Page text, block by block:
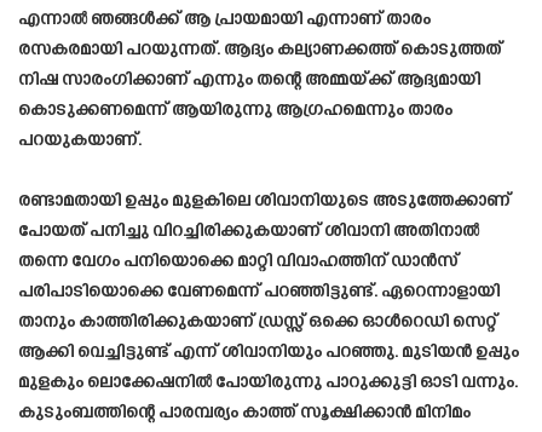
എന്നാൽ ഞങ്ങൾക്ക് ആ പ്രായമായി എന്നാണ് താരം
രസകരമായി പറയുന്നത്. ആദ്യം കല്യാണക്കത്ത് കൊടുത്തത്
നിഷ സാരംഗിക്കാണ് എന്നും തന്റെ അമ്മയ്ക്ക് ആദ്യമായി
കൊടുക്കണമെന്ന് ആയിരുന്നു ആഗ്രഹമെന്നും താരം
പറയുകയാണ്.
രണ്ടാമതായി ഉപ്പും മുളകിലെ ശിവാനിയുടെ അടുത്തേക്കാണ്
പോയത് പനിച്ചു വിറച്ചിരിക്കുകയാണ് ശിവാനി അതിനാൽ
തന്നെ വേഗം പനിയൊക്കെ മാറ്റി വിവാഹത്തിന് ഡാൻസ്
പരിപാടിയൊക്കെ വേണമെന്ന് പറഞ്ഞിട്ടുണ്ട്. ഏറെന്നാളായി
താനും കാത്തിരിക്കുകയാണ് ഡ്രസ്സ് ഒക്കെ ഓൾറെഡി സെറ്റ്
ആക്കി വെച്ചിട്ടുണ്ട് എന്ന് ശിവാനിയും പറഞ്ഞു. മുടിയൻ ഉപ്പും
മുളകും ലൊക്കേഷനിൽ പോയിരുന്നു പാറുക്കുട്ടി ഓടി വന്നും.
കുടുംബത്തിന്റെ പാരമ്പര്യം കാത്ത് സൂക്ഷിക്കാൻ മിനിമം